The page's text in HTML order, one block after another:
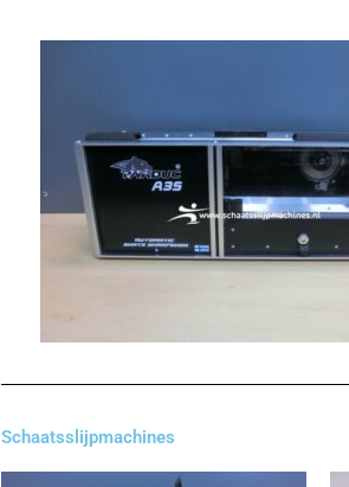
Schaatsslijpmachines